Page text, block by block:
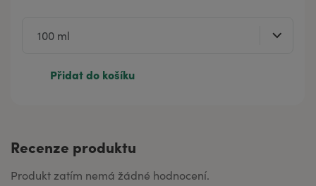
Přidat do košíku
Recenze produktu
Produkt zatím nemá žádné hodnocení.